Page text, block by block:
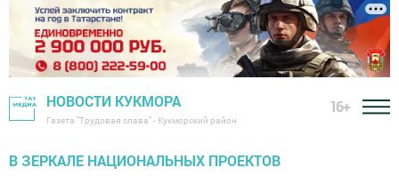
НОВОСТИ КУКМОРА
Газета "Трудовая слава" - Кукморский район
16+
В ЗЕРКАЛЕ НАЦИОНАЛЬНЫХ ПРОЕКТОВ